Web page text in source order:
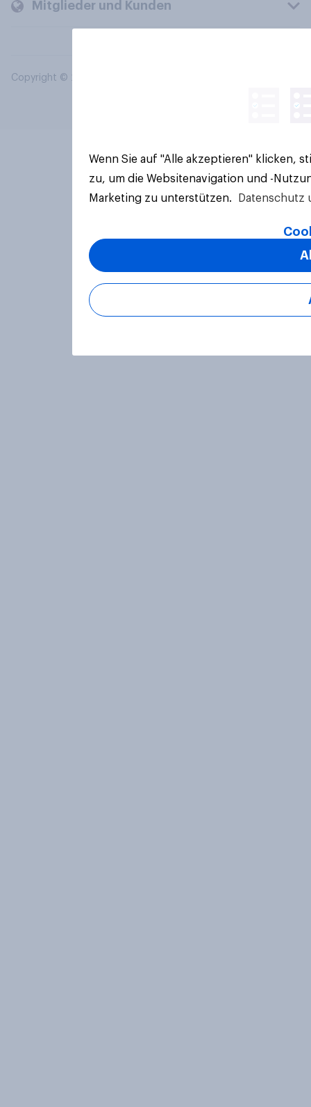
Mitglieder und Kunden
Copyright © 2026 YouGov PLC. Alle Rechte vorbehalten.
Wenn Sie auf "Alle akzeptieren" klicken,
zu, um die Websitenavigation und -
Marketing zu unterstützen.
Datenschutz